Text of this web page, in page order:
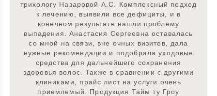
трихологу Назаровой А.С. Комплексный подход
к лечению, выявили все дефициты, и в
конечном результате нашли проблему
выпадения. Анастасия Сергеевна оставалась
со мной на связи, вне очных визитов, дала
нужные рекомендации и подобрала уходовые
средства для дальнейшего сохранения
здоровья волос. Также в сравнении с другими
клиниками, прайс лист на услуги очень
приемлемый. Продукция Тайм ту Гроу